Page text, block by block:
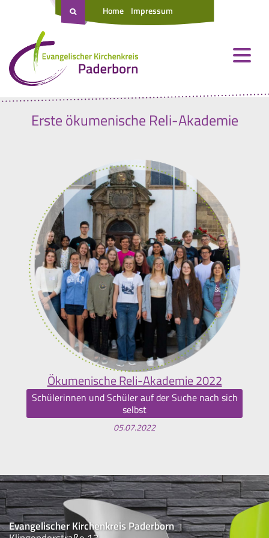
Home Impressum
Erste ökumenische Reli-Akademie
Ökumenische Reli-Akademie 2022
Schülerinnen und Schüler auf der Suche nach sich
selbst
05.07.2022
Evangelischer Kirchenkreis Paderborn